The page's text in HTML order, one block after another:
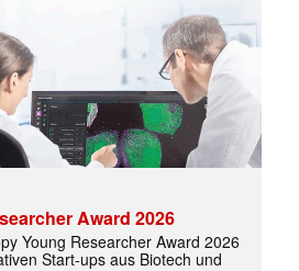
Newsletter
aktuell informiert.
Award 2026
Young Researcher Award 2026
Start-ups aus Biotech und